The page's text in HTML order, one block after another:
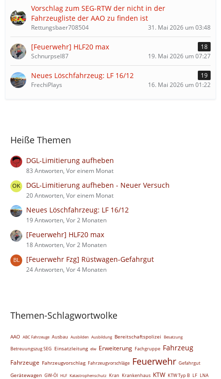
Vorschlag zum SEG-RTW der nicht in der
Fahrzeugliste der AAO zu finden ist
Rettungsbaer708504 31. Mai 2026 um 03:48
[Feuerwehr] HLF20 max
18
Schnurpsel87
19. Mai 2026 um 07:27
Neues Löschfahrzeug: LF 16/12
19
FrechiPlays
16. Mai 2026 um 01:22
Heiße Themen
DGL-Limitierung aufheben
83 Antworten, Vor einem Monat
DGL-Limitierung aufheben - Neuer Versuch
20 Antworten, Vor einem Monat
Neues Löschfahrzeug: LF 16/12
19 Antworten, Vor 2 Monaten
[Feuerwehr] HLF20 max
18 Antworten, Vor 2 Monaten
[Feuerwehr Fzg] Rüstwagen-Gefahrgut
24 Antworten, Vor 4 Monaten
Themen-Schlagwortwolke
AAO ABC Fahrzeuge Ausbau Ausbilden Ausbildung Bereitschaftspolizei Besatzung
Betreuungszug SEG Einsatzleitung elw Erweiterung Fachgruppe Fahrzeug
Fahrzeuge Fahrzeugvorschlag Fahrzeugvorschläge Feuerwehr Gefahrgut
Gerätewagen GW-Öl HLF Katastrophenschutz Kran Krankenhaus KTW KTW Typ B LF LNA